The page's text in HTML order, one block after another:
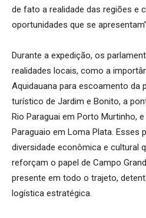
de fato a realidade das regiões e
oportunidades que se
Durante a expedição, os
realidades locais, como a
Aquidauana para escoamento da
turístico de Jardim e Bonito, a
Rio Paraguai em Porto Murtinho,
Paraguaio em Loma Plata. Esses
diversidade econômica e cultural
reforçam o papel de Campo
presente em todo o trajeto,
logística estratégica.